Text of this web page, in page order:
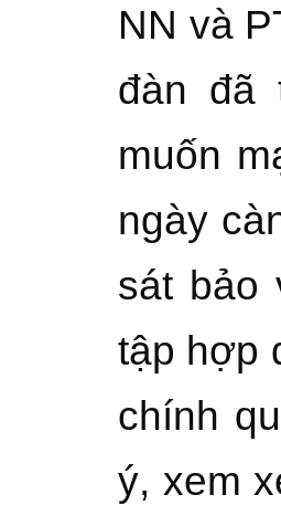
NN và
đàn đã
muốn
ngày
sát bảo
tập hợp
chính
ý, xem